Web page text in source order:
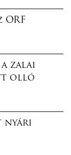
ORF
zalai
olló
nyári